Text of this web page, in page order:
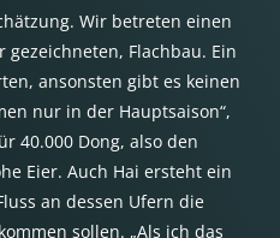
Wir betreten einen
Flachbau. Ein
ansonsten gibt es keinen
nur in der Hauptsaison“,
40.000 Dong, also den
Eier. Auch Hai ersteht ein
an dessen Ufern die
sollen. „Als ich das